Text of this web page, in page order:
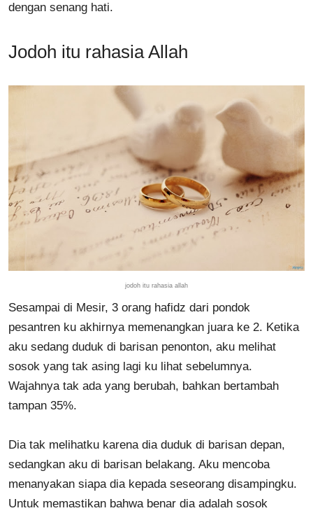
dengan senang hati.
Jodoh itu rahasia Allah
jodoh itu rahasia allah
Sesampai di Mesir, 3 orang hafidz dari pondok
pesantren ku akhirnya memenangkan juara ke 2. Ketika
aku sedang duduk di barisan penonton, aku melihat
sosok yang tak asing lagi ku lihat sebelumnya.
Wajahnya tak ada yang berubah, bahkan bertambah
tampan 35%.
Dia tak melihatku karena dia duduk di barisan depan,
sedangkan aku di barisan belakang. Aku mencoba
menanyakan siapa dia kepada seseorang disampingku.
Untuk memastikan bahwa benar dia adalah sosok